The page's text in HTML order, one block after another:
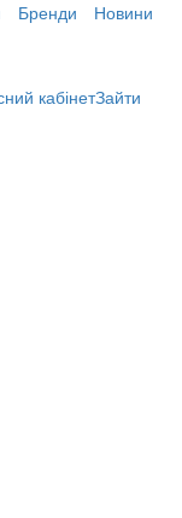
Бренди
Новини
кабінетЗайти